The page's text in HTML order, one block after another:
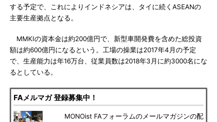
する予定で、これによりインドネシアは、タイに続くASEANの
主要生産拠点となる。
MMKIの資本金は約200億円で、新型車開発費を含めた総投資
額は約600億円になるという。工場の操業は2017年4月の予定
で、生産能力は年16万台、従業員数は2018年3月に約3000名にな
るとしている。
FAメルマガ 登録募集中！
MONOist FAフォーラムのメールマガジンの配